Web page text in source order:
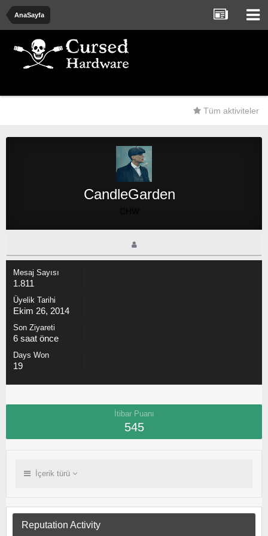
AnaSayfa
Tüm aktiviteler
CandleGarden
Mesaj Sayısı
1.811
Üyelik Tarihi
Ekim 26, 2014
Son Ziyareti
6 saat önce
Days Won
19
İtibar Puanı
545
İçerik türü
Reputation Activity